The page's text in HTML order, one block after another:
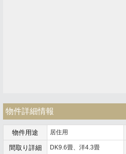
物件詳細情報
物件用途 居住用
間取り詳細 DK9.6畳、洋4.3畳